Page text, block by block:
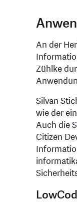
An der
Zühlke
Silvan
wie der
Auch die
Citizen